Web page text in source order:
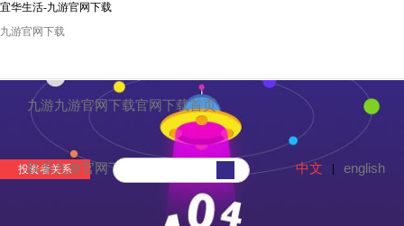
宜华生活-九游官网下载
九游官网下载
九游九游官网下载官网下载首页
联系九游官网下载
投资者关系 中文 english